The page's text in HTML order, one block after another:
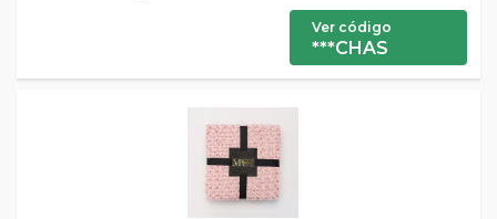
Ver código
***CHAS